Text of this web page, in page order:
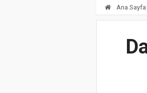
Ana Sayfa